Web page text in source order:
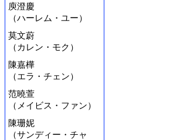
庾澄慶
（ハーレム・ユー）
莫文蔚
（カレン・モク）
陳嘉樺
（エラ・チェン）
范曉萱
（メイビス・ファン）
陳珊妮
（サンディー・チャ